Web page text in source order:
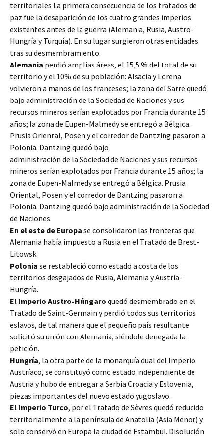
territoriales La primera consecuencia de los tratados de
paz fue la desaparición de los cuatro grandes imperios
existentes antes de la guerra (Alemania, Rusia, Austro-
Hungría y Turquía). En su lugar surgieron otras entidades
tras su desmembramiento.
Alemania perdió amplias áreas, el 15,5 % del total de su
territorio y el 10% de su población: Alsacia y Lorena
volvieron a manos de los franceses; la zona del Sarre quedó
bajo administración de la Sociedad de Naciones y sus
recursos mineros serían explotados por Francia durante 15
años; la zona de Eupen-Malmedy se entregó a Bélgica.
Prusia Oriental, Posen y el corredor de Dantzing pasaron a
Polonia. Dantzing quedó bajo
administración de la Sociedad de Naciones y sus recursos
mineros serían explotados por Francia durante 15 años; la
zona de Eupen-Malmedy se entregó a Bélgica. Prusia
Oriental, Posen y el corredor de Dantzing pasaron a
Polonia. Dantzing quedó bajo administración de la Sociedad
de Naciones.
En el este de Europa se consolidaron las fronteras que
Alemania había impuesto a Rusia en el Tratado de Brest-
Litowsk.
Polonia se restableció como estado a costa de los
territorios desgajados de Rusia, Alemania y Austria-
Hungría.
El Imperio Austro-Húngaro quedó desmembrado en el
Tratado de Saint-Germain y perdió todos sus territorios
eslavos, de tal manera que el pequeño país resultante
solicitó su unión con Alemania, siéndole denegada la
petición.
Hungría, la otra parte de la monarquía dual del Imperio
Austríaco, se constituyó como estado independiente de
Austria y hubo de entregar a Serbia Croacia y Eslovenia,
piezas importantes del nuevo estado yugoslavo.
El Imperio Turco, por el Tratado de Sèvres quedó reducido
territorialmente a la península de Anatolia (Asia Menor) y
solo conservó en Europa la ciudad de Estambul. Disolución